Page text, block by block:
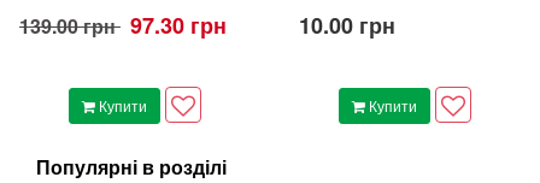
139.00 грн 97.30 грн
Купити
10.00 грн
Купити
Популярні в розділі